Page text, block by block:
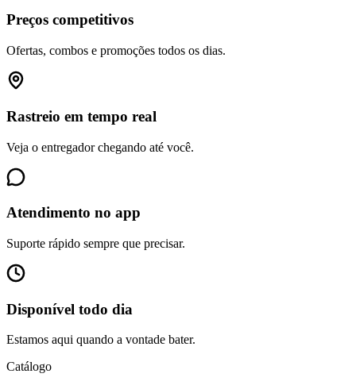
Preços competitivos
Ofertas, combos e promoções todos os dias.
Rastreio em tempo real
Veja o entregador chegando até você.
Atendimento no app
Suporte rápido sempre que precisar.
Disponível todo dia
Estamos aqui quando a vontade bater.
Catálogo